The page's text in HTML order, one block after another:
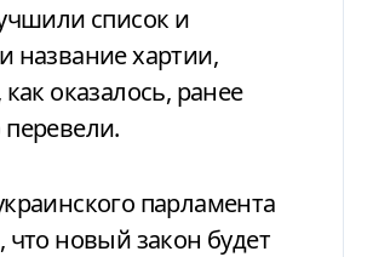
список и
название хартии,
оказалось, ранее
парламента
что новый закон будет